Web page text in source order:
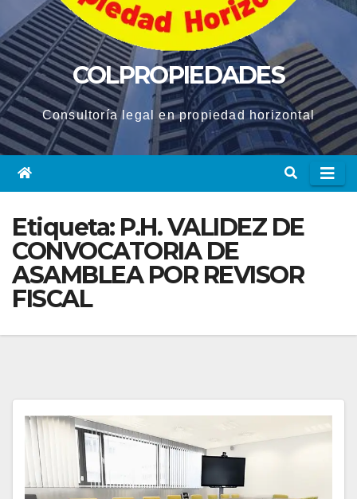
COLPROPIEDADES
Consultoría legal en propiedad horizontal
Etiqueta: P.H. VALIDEZ DE
CONVOCATORIA DE
ASAMBLEA POR REVISOR
FISCAL